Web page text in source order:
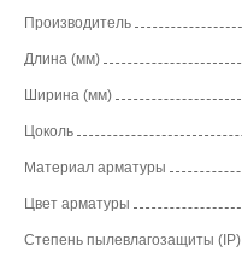
Производитель
Длина (мм)
Ширина (мм)
Цоколь
Материал арматуры
Цвет арматуры
Степень пылевлагозащиты (IP)